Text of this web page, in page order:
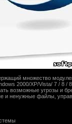
множество
2000/XP/Vista/ 7 / 8 /
возможные угрозы и
ненужные файлы,